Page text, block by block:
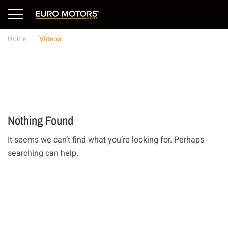
Home Videos
Nothing Found
It seems we can’t find what you’re looking for. Perhaps
searching can help.